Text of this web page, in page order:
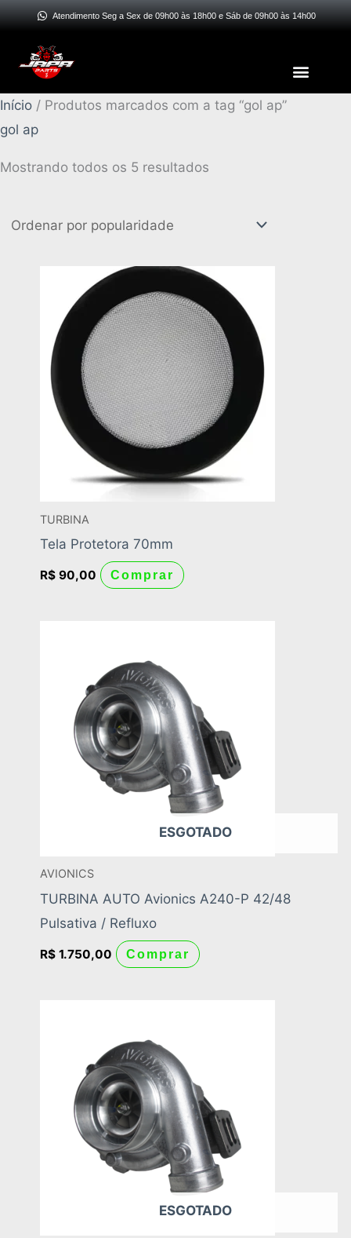
Ir
conteúdo
Atendimento Seg a Sex de 09h00 às 18h00 e Sáb de 09h00 às 14h00
Menu
Início / Produtos marcados com a tag “gol ap”
gol ap
Mostrando todos os 5 resultados
Classificado
TURBINA
Tela Protetora 70mm
R$ 90,00 Comprar
ESGOTADO
AVIONICS
TURBINA AUTO Avionics A240-P 42/48
Pulsativa / Refluxo
R$ 1.750,00 Comprar
ESGOTADO